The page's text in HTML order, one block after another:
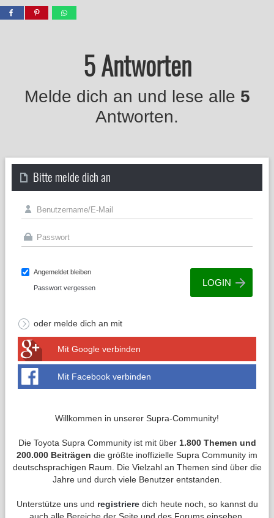
5 Antworten
Melde dich an und lese alle 5
Antworten.
Bitte melde dich an
Angemeldet bleiben
Passwort vergessen
oder melde dich an mit
Mit Google verbinden
Mit Facebook verbinden
Willkommen in unserer Supra-Community!
Die Toyota Supra Community ist mit über 1.800 Themen und
200.000 Beiträgen die größte inoffizielle Supra Community im
deutschsprachigen Raum. Die Vielzahl an Themen sind über die
Jahre und durch viele Benutzer entstanden.
Unterstütze uns und registrieredich heute noch, so kannst du